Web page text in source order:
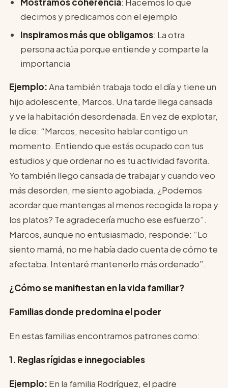
decimos y predicamos con el ejemplo
Inspiramos más que obligamos: La otra
persona actúa porque entiende y comparte la
importancia
Ejemplo:Ana también trabaja todo el día y tiene un
hijo adolescente, Marcos. Una tarde llega cansada
y ve la habitación desordenada. En vez de explotar,
le dice: “Marcos, necesito hablar contigo un
momento. Entiendo que estás ocupado con tus
estudios y que ordenar no es tu actividad favorita.
Yo también llego cansada de trabajar y cuando veo
más desorden, me siento agobiada. ¿Podemos
acordar que mantengas al menos recogida la ropa y
los platos? Te agradecería mucho ese esfuerzo”.
Marcos, aunque no entusiasmado, responde: “Lo
siento mamá, no me había dado cuenta de cómo te
afectaba. Intentaré mantenerlo más ordenado”.
¿Cómo se manifiestan en la vida familiar?
Familias donde predomina el poder
En estas familias encontramos patrones como:
1. Reglas rígidas e innegociables
Ejemplo: En la familia Rodríguez, el padre